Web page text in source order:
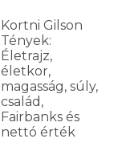
Kortni Gilson
Tények:
Életrajz,
életkor,
magasság, súly,
család,
Fairbanks és
nettó érték